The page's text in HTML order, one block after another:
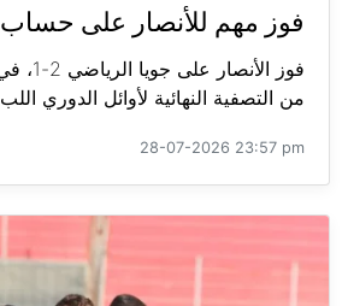
فوز مهم للأنصار على حساب
فوز
من التصفية النهائية لأوائل الدوري
28-07-2026 23:57 pm